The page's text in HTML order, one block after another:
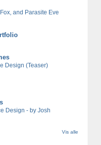
and Parasite Eve
Design (Teaser)
Design - by Josh
Vis alle